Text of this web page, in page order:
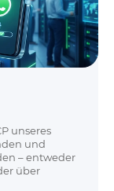
unseres
und
– entweder
über